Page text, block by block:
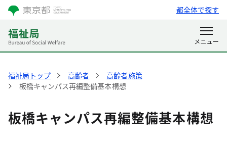
都全体で探す
福祉局トップ 高齢者
高齢者施策
板橋キャンパス再編整備基本構想
板橋キャンパス再編整備基本構想